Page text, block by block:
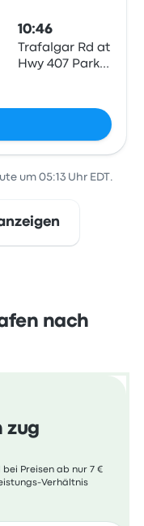
10:46
Trafalgar Rd at
Hwy 407 Park
um 05:13 Uhr EDT.
nach
zug
Preisen ab nur 7 €
Verhältnis